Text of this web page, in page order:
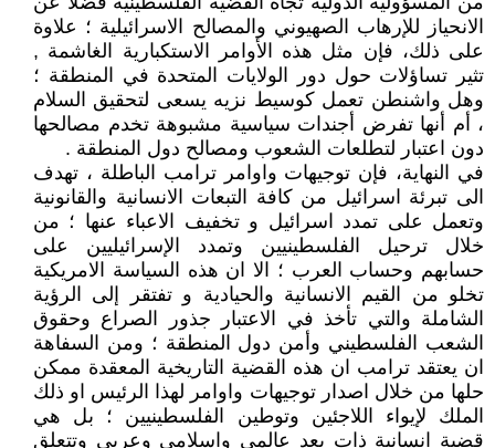
الانحياز للإرهاب الصهيوني والمصالح الاسرائيلية ؛ علاوة
على ذلك، فإن مثل هذه الأوامر الاستكبارية الغاشمة ,
تثير تساؤلات حول دور الولايات المتحدة في المنطقة ؛
وهل واشنطن تعمل كوسيط نزيه يسعى لتحقيق السلام
، أم أنها تفرض أجندات سياسية مشبوهة تخدم مصالحها
دون اعتبار لتطلعات الشعوب ومصالح دول المنطقة .
في النهاية، فإن توجيهات واوامر ترامب الباطلة ، تهدف
الى تبرئة اسرائيل من كافة التبعات الانسانية والقانونية
وتعمل على تمدد اسرائيل و تخفيف الاعباء عنها ؛ من
خلال ترحيل الفلسطينيين وتمدد الإسرائيليين على
حسابهم وحساب العرب ؛ الا ان هذه السياسة الامريكية
تخلو من القيم الانسانية والحيادية و تفتقر إلى الرؤية
الشاملة والتي تأخذ في الاعتبار جذور الصراع وحقوق
الشعب الفلسطيني وأمن دول المنطقة ؛ ومن السفاهة
ان يعتقد ترامب ان هذه القضية التاريخية المعقدة ممكن
حلها من خلال اصدار توجيهات واوامر لهذا الرئيس او ذلك
الملك لإيواء اللاجئين وتوطين الفلسطينيين ؛ بل هي
قضية انسانية ذات بعد عالمي واسلامي وعربي وتتعلق